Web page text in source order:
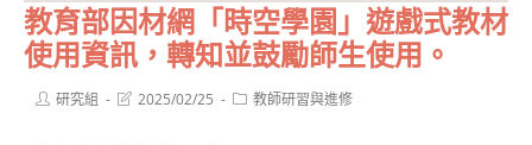
教育部因材網「時空學園」遊戲式教材
使用資訊，轉知並鼓勵師生使用。
Post研究組
Post2025/02/25
Post教師研習與進修